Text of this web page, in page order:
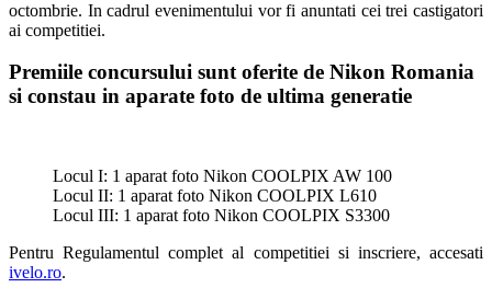
octombrie. In cadrul evenimentului vor fi anuntati cei trei castigatori
ai competitiei.
Premiile concursului sunt oferite de Nikon Romania
si constau in aparate foto de ultima generatie
Locul I: 1 aparat foto Nikon COOLPIX AW 100
Locul II: 1 aparat foto Nikon COOLPIX L610
Locul III: 1 aparat foto Nikon COOLPIX S3300
Pentru Regulamentul complet al competitiei si inscriere, accesati
ivelo.ro.